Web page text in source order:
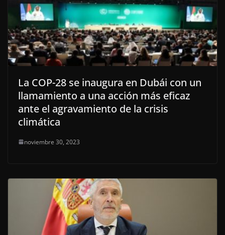
La COP-28 se inaugura en Dubái con un
llamamiento a una acción más eficaz
ante el agravamiento de la crisis
climática
noviembre 30, 2023